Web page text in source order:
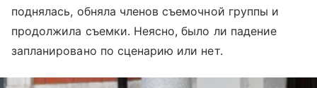
поднялась, обняла членов съемочной группы и
продолжила съемки. Неясно, было ли падение
запланировано по сценарию или нет.